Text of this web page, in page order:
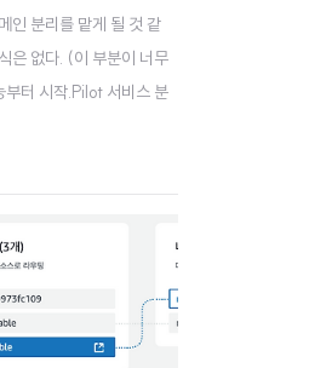
인 분리를 맡게 될 것 같
은 없다. (이 부분이 너무
부터 시작.Pilot 서비스 분